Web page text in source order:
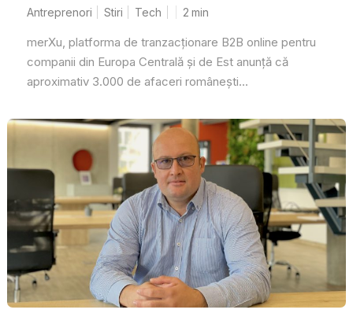
Antreprenori Stiri Tech 2 min
merXu, platforma de tranzacționare B2B online pentru
companii din Europa Centrală și de Est anunță că
aproximativ 3.000 de afaceri românești...